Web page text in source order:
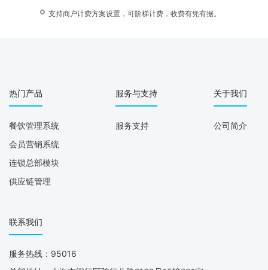
支持商户计费方案设置，可阶梯计费，收费有凭有据。
热门产品
餐饮管理系统
会员营销系统
连锁总部模块
供应链管理
服务与支持
服务支持
关于我们
公司简介
联系我们
服务热线：95016